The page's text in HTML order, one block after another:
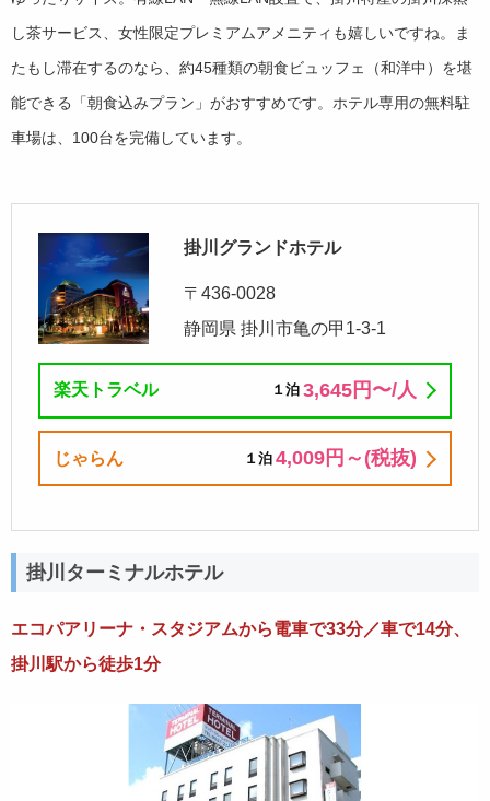
し茶サービス、女性限定プレミアムアメニティも嬉しいですね。ま
たもし滞在するのなら、約45種類の朝食ビュッフェ（和洋中）を堪
能できる「朝食込みプラン」がおすすめです。ホテル専用の無料駐
車場は、100台を完備しています。
掛川グランドホテル
〒436-0028
静岡県 掛川市亀の甲1-3-1
楽天トラベル １泊 3,645円〜/⼈
じゃらん １泊 4,009円～(税抜)
掛川ターミナルホテル
エコパアリーナ・スタジアムから電車で33分／車で14分、
掛川駅から徒歩1分